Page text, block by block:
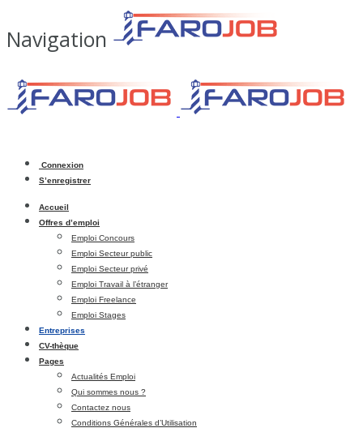
Navigation
Connexion
S’enregistrer
Accueil
Offres d’emploi
Emploi Concours
Emploi Secteur public
Emploi Secteur privé
Emploi Travail à l’étranger
Emploi Freelance
Emploi Stages
Entreprises
CV-thèque
Pages
Actualités Emploi
Qui sommes nous ?
Contactez nous
Conditions Générales d’Utilisation